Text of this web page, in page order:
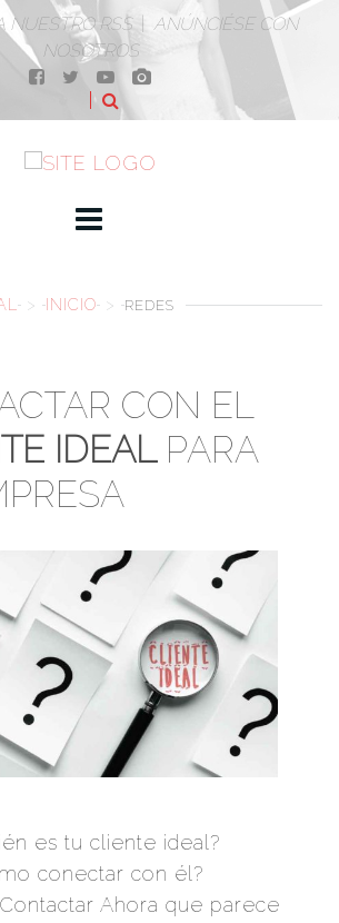
NUESTRO RSS| ANÚNCIÉSE CON
NOSOTROS
> INICIO > REDES
CON EL
IDEAL PARA
es tu cliente ideal?
conectar con él?
Ahora que parece